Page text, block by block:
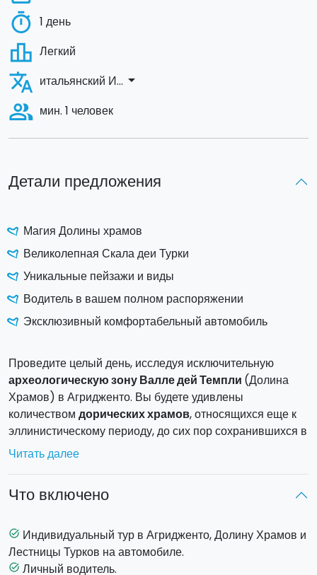
Детали предложения
Магия Долины храмов
Великолепная Скала деи Турки
Уникальные пейзажи и виды
Водитель в вашем полном распоряжении
Эксклюзивный комфортабельный автомобиль
Проведите целый день, исследуя исключительную
археологическую зону Валле дей Темпли (Долина
Храмов) в Агридженто. Вы будете удивлены
количеством дорических храмов, относящихся еще к
эллинистическому периоду, до сих пор сохранившихся в
отличном состоянии.
Поскольку это индивидуальный тур, вы сможете сами
предпочтений.
Программа тура:
8.00: Трансфер от вашего адреса в Катании или
близлежащих городов.
Читать далее
Что включено
task_alt Индивидуальный тур в Агридженто, Долину Храмов и
Лестницы Турков на автомобиле.
task_alt Личный водитель.
timer 1 день
leaderboard Легкий
translate итальянский И... arrow_drop_down
people_alt мин. 1 человек